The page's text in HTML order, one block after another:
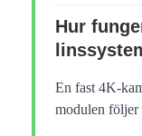
Hur
En fast 4K-
modulen följer